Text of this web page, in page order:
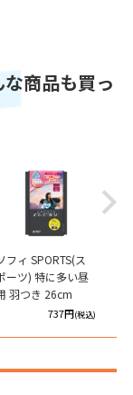
商品も買っ
フィ SPORTS(ス
ーツ) 特に多い昼
羽つき 26cm
737円(税込)
Next